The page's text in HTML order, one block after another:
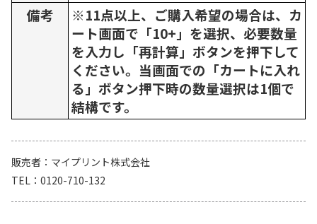
備考
※11点以上、ご購入希望の場合は、カ
ート画面で「10+」を選択、必要数量
を入力し「再計算」ボタンを押下して
ください。当画面での「カートに入れ
る」ボタン押下時の数量選択は1個で
結構です。
販売者
マイプリント株式会社
TEL
0120-710-132